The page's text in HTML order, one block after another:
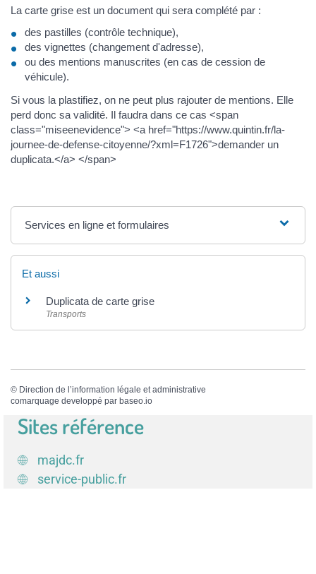
La carte grise est un document qui sera complété par :
des pastilles (contrôle technique),
des vignettes (changement d'adresse),
ou des mentions manuscrites (en cas de cession de
véhicule).
Si vous la plastifiez, on ne peut plus rajouter de mentions. Elle
perd donc sa validité. Il faudra dans ce cas <span
class="miseenevidence"> <a href="https://www.quintin.fr/la-
journee-de-defense-citoyenne/?xml=F1726">demander un
duplicata.</a> </span>
Services en ligne et formulaires
Et aussi
Duplicata de carte grise
Transports
© Direction de l’information légale et administrative
comarquage developpé par baseo.io
Sites référence
majdc.fr
service-public.fr